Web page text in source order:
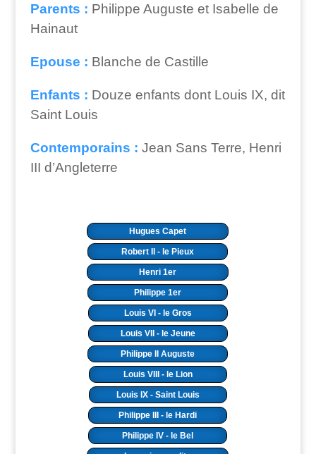
Parents : Philippe Auguste et Isabelle de
Hainaut
Epouse : Blanche de Castille
Enfants : Douze enfants dont Louis IX, dit
Saint Louis
Contemporains : Jean Sans Terre, Henri
III d’Angleterre
Hugues Capet
Robert II - le Pieux
Henri 1er
Philippe 1er
Louis VI - le Gros
Louis VII - le Jeune
Philippe II Auguste
Louis VIII - le Lion
Louis IX - Saint Louis
Philippe III - le Hardi
Philippe IV - le Bel